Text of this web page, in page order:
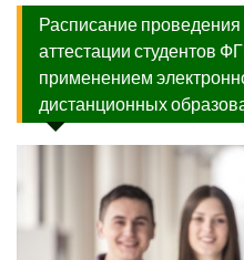
Расписание
аттестации студентов
применением
дистанционных